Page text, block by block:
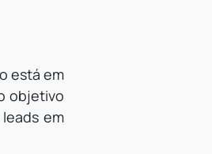
está em
objetivo
em